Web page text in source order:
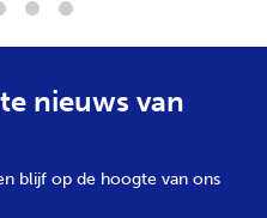
nieuws van
blijf op de hoogte van ons